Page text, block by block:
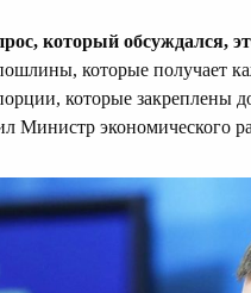
который обсуждался,
которые получает
которые закреплены
Министр экономического